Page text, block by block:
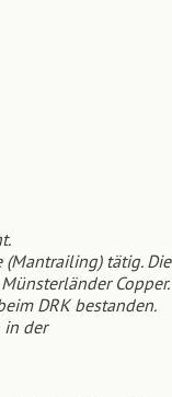
tätig. Die
Copper.
DRK bestanden.
in der